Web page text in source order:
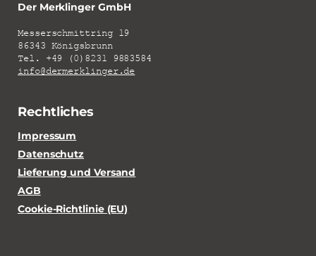
Der Merklinger GmbH
Messerschmittring 19
86343 Königsbrunn
Tel. +49 (0)8231 9883584
info@dermerklinger.de
Rechtliches
Impressum
Datenschutz
Lieferung und Versand
AGB
Cookie-Richtlinie (EU)